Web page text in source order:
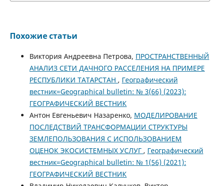
Похожие статьи
Виктория Андреевна Петрова, ПРОСТРАНСТВЕННЫЙ
АНАЛИЗ СЕТИ ДАЧНОГО РАССЕЛЕНИЯ НА ПРИМЕРЕ
РЕСПУБЛИКИ ТАТАРСТАН , Географический
вестник=Geographical bulletin: № 3(66) (2023):
ГЕОГРАФИЧЕСКИЙ ВЕСТНИК
Антон Евгеньевич Назаренко, МОДЕЛИРОВАНИЕ
ПОСЛЕДСТВИЙ ТРАНСФОРМАЦИИ СТРУКТУРЫ
ЗЕМЛЕПОЛЬЗОВАНИЯ С ИСПОЛЬЗОВАНИЕМ
ОЦЕНОК ЭКОСИСТЕМНЫХ УСЛУГ , Географический
вестник=Geographical bulletin: № 1(56) (2021):
ГЕОГРАФИЧЕСКИЙ ВЕСТНИК